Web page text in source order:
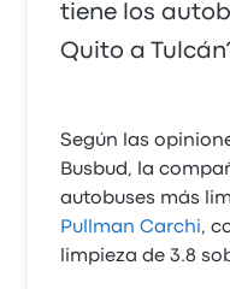
tiene los
Quito a
Según las
Busbud, la
autobuses más
Pullman Carchi,
limpieza de 3.8